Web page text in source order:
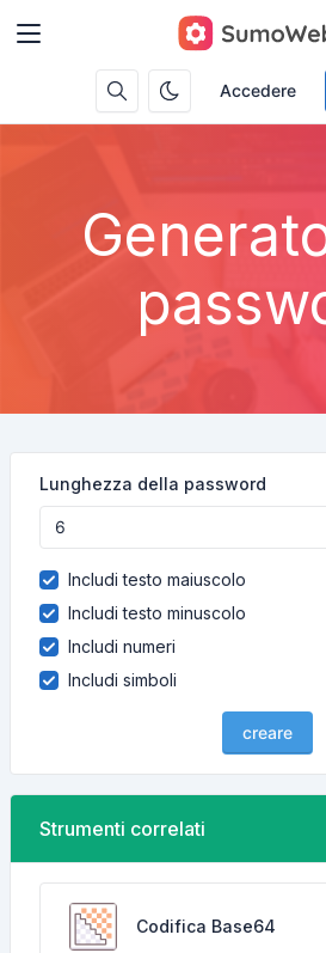
Accedere
Lunghezza della password
Includi testo maiuscolo
Includi testo minuscolo
Includi numeri
Includi simboli
creare
Strumenti correlati
Codifica Base64